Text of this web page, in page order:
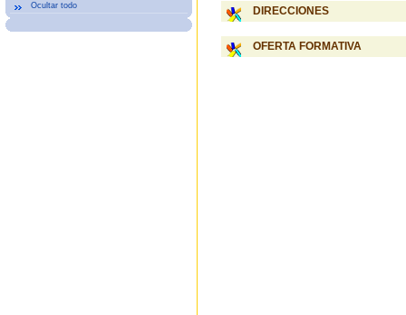
Ocultar todo
DIRECCIONES
OFERTA FORMATIVA